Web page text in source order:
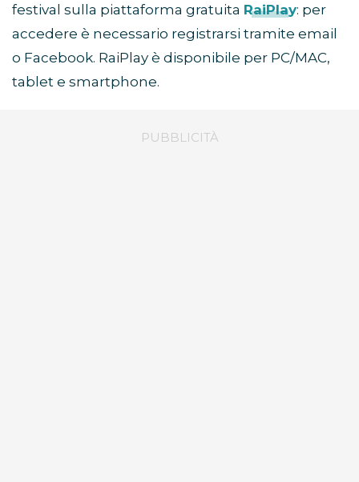
festival sulla piattaforma gratuita RaiPlay: per
accedere è necessario registrarsi tramite email
o Facebook. RaiPlay è disponibile per PC/MAC,
tablet e smartphone.